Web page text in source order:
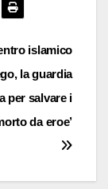
islamico
la guardia
per salvare i
da eroe’